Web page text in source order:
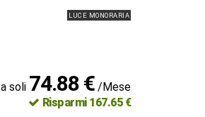
LUCE MONORARIA
a soli 74.88 € /Mese
Risparmi 167.65 €